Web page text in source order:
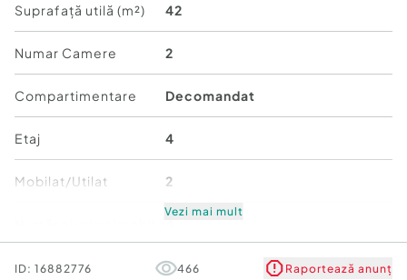
Pentru mai multe detalii și programarea unei
vizionări, vă așteptăm cu drag!
Cod ofertă / ID BLITZ: P175688
Id intern: P175688
Confort:1
Tip imobil:
Bloc de apartamente
Număr Băi:
Suprafață utilă (m²) 42
Numar Camere 2
Compartimentare Decomandat
Etaj 4
Mobilat/Utilat 2
Stare Bună
Vezi mai mult
ID: 16882776 466 Raportează anunț